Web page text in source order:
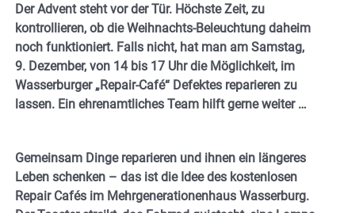
Der Advent steht vor der Tür. Höchste Zeit, zu
kontrollieren, ob die Weihnachts-Beleuchtung daheim
noch funktioniert. Falls nicht, hat man am Samstag,
9. Dezember, von 14 bis 17 Uhr die Möglichkeit, im
Wasserburger „Repair-Café“ Defektes reparieren zu
lassen. Ein ehrenamtliches Team hilft gerne weiter …
Gemeinsam Dinge reparieren und ihnen ein längeres
Leben schenken – das ist die Idee des kostenlosen
Repair Cafés im Mehrgenerationenhaus Wasserburg.